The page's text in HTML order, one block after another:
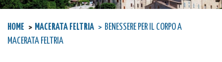
HOME MACERATA FELTRIA
BENESSERE PER IL CORPO A
MACERATA FELTRIA